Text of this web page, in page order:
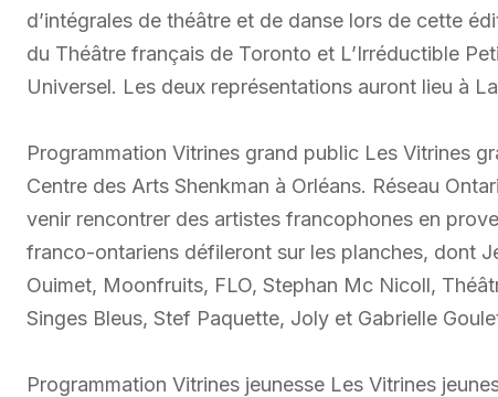
d’intégrales de théâtre et de danse lors de cette
du Théâtre français de Toronto et L’Irréductible
Universel. Les deux représentations auront lieu à
Programmation Vitrines grand public Les Vitrines
Centre des Arts Shenkman à Orléans. Réseau
venir rencontrer des artistes francophones en
franco-ontariens défileront sur les planches, dont
Ouimet, Moonfruits, FLO, Stephan Mc Nicoll,
Singes Bleus, Stef Paquette, Joly et Gabrielle
Programmation Vitrines jeunesse Les Vitrines